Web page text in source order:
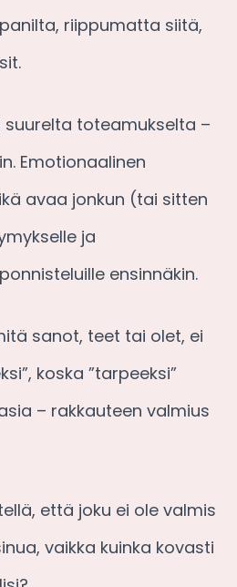
riippumatta siitä,
toteamukselta –
Emotionaalinen
avaa jonkun (tai sitten
ja
ensinnäkin.
sanot, teet tai olet, ei
koska ”tarpeeksi”
– rakkauteen valmius
että joku ei ole valmis
vaikka kuinka kovasti